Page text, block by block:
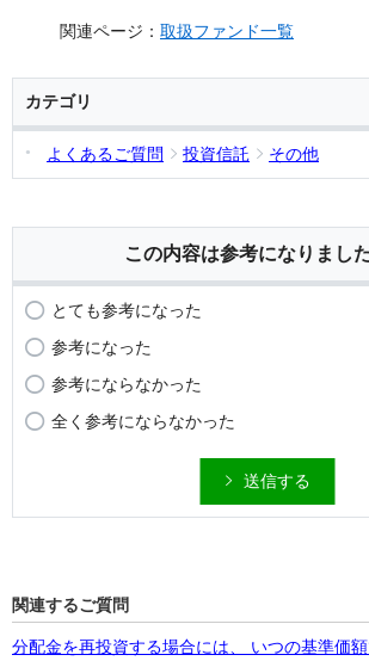
関連ページ： 取扱ファンド一覧
カテゴリ
よくあるご質問 投資信託 その他
この内容は参考になりまし
とても参考になった
参考になった
参考にならなかった
全く参考にならなかった
送信する
関連するご質問
分配金を再投資する場合には、 いつの基準価